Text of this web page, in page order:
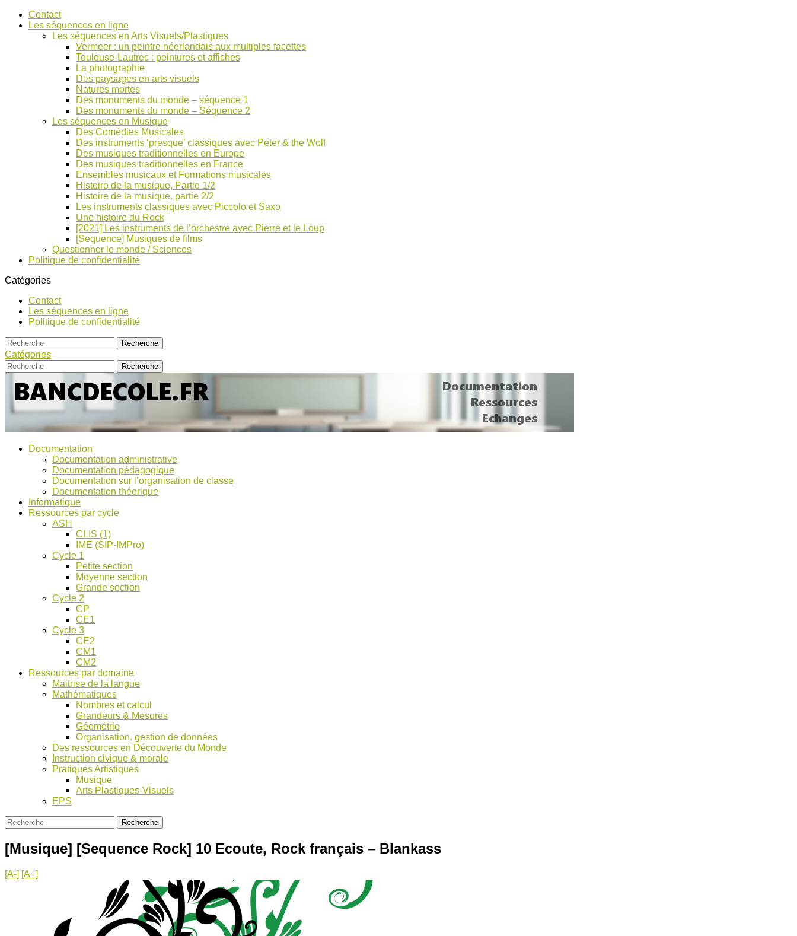
AccéderContact
Les séquences en ligne
Les séquences en Arts Visuels/Plastiques
Vermeer : un peintre néerlandais aux multiples facettes
Toulouse-Lautrec : peintures et affiches
La photographie
Des paysages en arts visuels
Natures mortes
Des monuments du monde – séquence 1
Des monuments du monde – Séquence 2
Les séquences en Musique
Des Comédies Musicales
Des instruments ‘presque’ classiques avec Peter & the Wolf
Des musiques traditionnelles en Europe
Des musiques traditionnelles en France
Ensembles musicaux et Formations musicales
Histoire de la musique, Partie 1/2
Histoire de la musique, partie 2/2
Les instruments classiques avec Piccolo et Saxo
Une histoire du Rock
[2021] Les instruments de l’orchestre avec Pierre et le Loup
[Sequence] Musiques de films
Questionner le monde / Sciences
Politique de confidentialité
Catégories
Contact
Les séquences en ligne
Politique de confidentialité
Catégories
Bancs
d’Ecole
pour
discussions
Documentation
Documentation administrative
Documentation pédagogique
Documentation sur l’organisation de classe
Documentation théorique
Informatique
Ressources par cycle
ASH
CLIS (1)
IME (SIP-IMPro)
Cycle 1
Petite section
Moyenne section
Grande section
Cycle 2
CP
CE1
Cycle 3
CE2
CM1
CM2
Ressources par domaine
Maitrise de la langue
Mathématiques
Nombres et calcul
Grandeurs & Mesures
Géométrie
Organisation, gestion de données
Des ressources en Découverte du Monde
Instruction civique & morale
Pratiques Artistiques
Musique
Arts Plastiques-Visuels
EPS
[Musique] [Sequence Rock] 10 Ecoute, Rock français – Blankass
[A-] [A+]